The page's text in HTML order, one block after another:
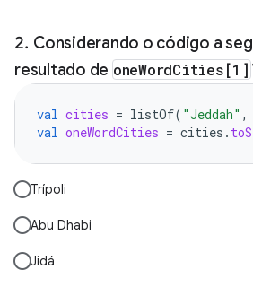
Considerando o código a
resultado de oneWordCities[1]
val cities = listOf( "Jeddah" ,
val oneWordCities = cities .
Trípoli
Abu Dhabi
Jidá